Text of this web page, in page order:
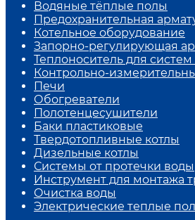
Водяные тёплые полы
Предохранительная
Котельное оборудование
Запорно-регулирующая
Теплоноситель для
Контрольно-
Печи
Обогреватели
Полотенцесушители
Баки пластиковые
Твердотопливные котлы
Дизельные котлы
Системы от протечки воды
Инструмент для монтажа
Очистка воды
Электрические теплые